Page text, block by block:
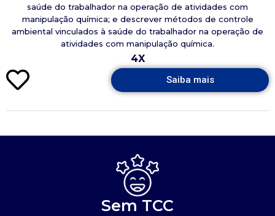
saúde do trabalhador na operação de atividades com
manipulação química; e descrever métodos de controle
ambiental vinculados à saúde do trabalhador na operação de
atividades com manipulação química.
4X
Saiba mais
Sem TCC